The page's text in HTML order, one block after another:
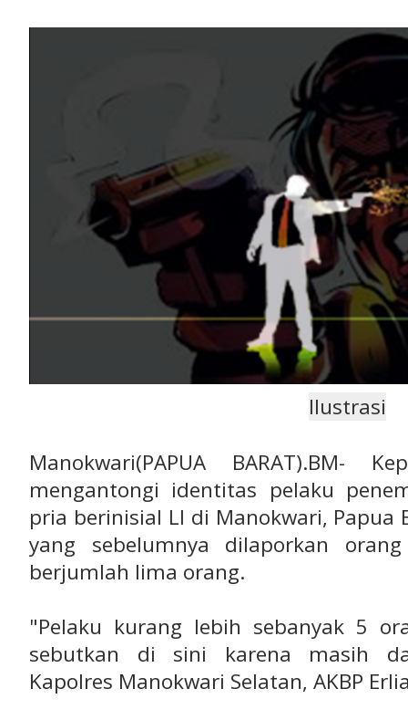
Ilustrasi
Manokwari(PAPUA BARAT).BM-
mengantongi identitas pelaku
pria berinisial LI di Manokwari, Papua
yang sebelumnya dilaporkan
berjumlah lima orang.
"Pelaku kurang lebih sebanyak 5
sebutkan di sini karena masih
Kapolres Manokwari Selatan, AKBP